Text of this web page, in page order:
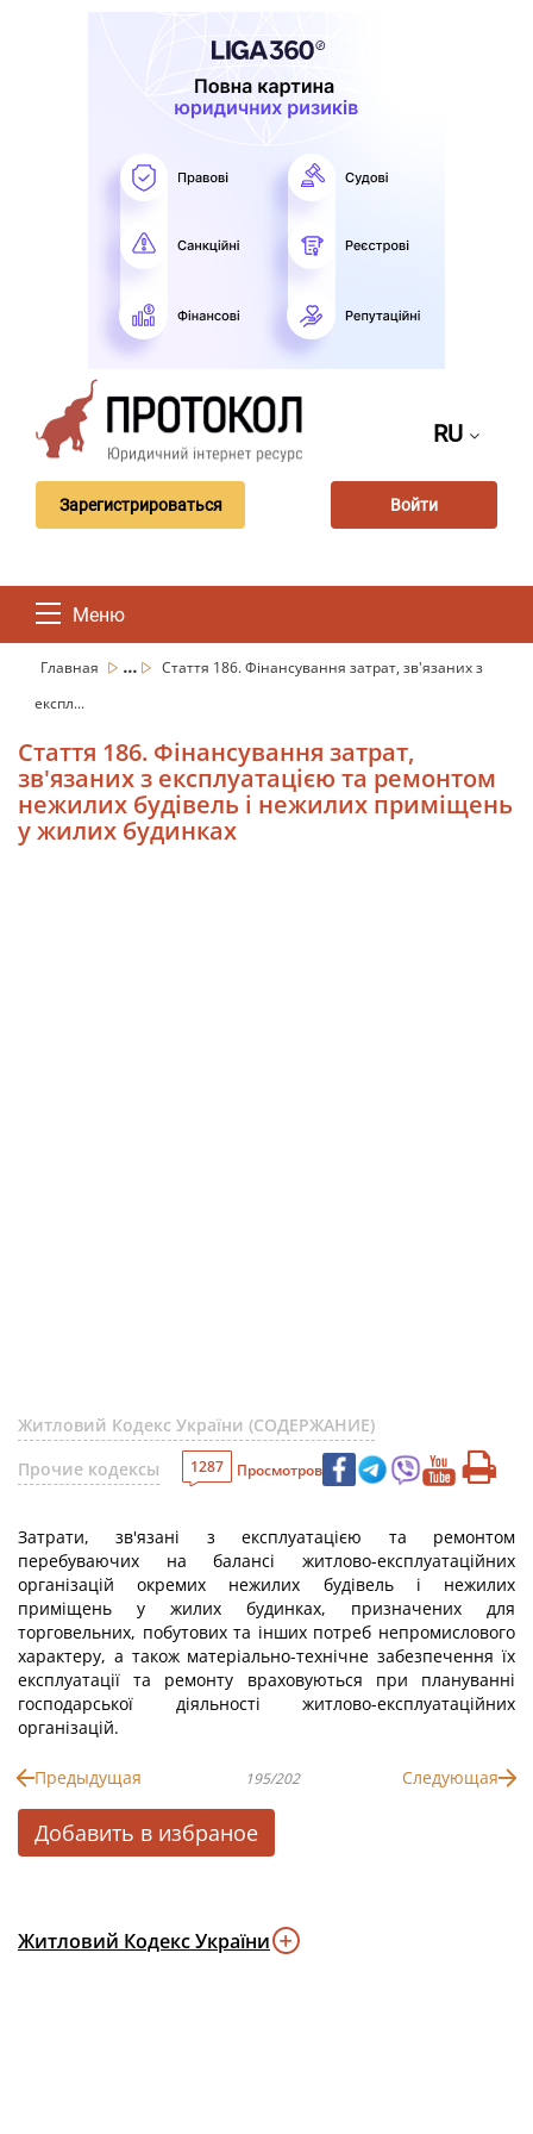
RU
Зарегистрироваться Войти
Меню
Главная ...
Стаття 186. Фінансування затрат, зв'язаних з
експл...
Стаття 186. Фінансування затрат,
зв'язаних з експлуатацією та ремонтом
нежилих будівель і нежилих приміщень
у жилих будинках
Житловий Кодекс України (СОДЕРЖАНИЕ)
Прочие кодексы
1287 Просмотров
Затрати, зв'язані з експлуатацією та ремонтом
перебуваючих на балансі житлово-експлуатаційних
організацій окремих нежилих будівель і нежилих
приміщень у жилих будинках, призначених для
торговельних, побутових та інших потреб непромислового
характеру, а також матеріально-технічне забезпечення їх
експлуатації та ремонту враховуються при плануванні
господарської діяльності житлово-експлуатаційних
організацій.
Предыдущая 195/202 Следующая
Добавить в избраное
Житловий Кодекс України